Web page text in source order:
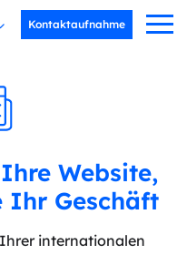
Kontaktaufnahme
Website,
Ihr Geschäft
internationalen